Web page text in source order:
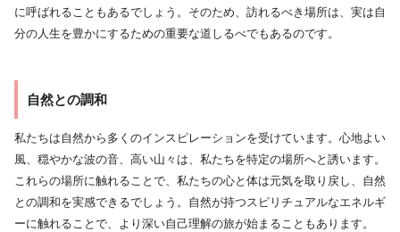
に呼ばれることもあるでしょう。そのため、訪れるべき場所は、実は自
分の人生を豊かにするための重要な道しるべでもあるのです。
自然との調和
私たちは自然から多くのインスピレーションを受けています。心地よい
風、穏やかな波の音、高い山々は、私たちを特定の場所へと誘います。
これらの場所に触れることで、私たちの心と体は元気を取り戻し、自然
との調和を実感できるでしょう。自然が持つスピリチュアルなエネルギ
ーに触れることで、より深い自己理解の旅が始まることもあります。